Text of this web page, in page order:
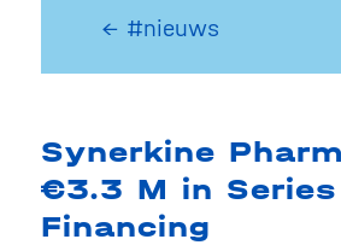
← #nieuws
Synerkine
€3.3 M in Series
Financing